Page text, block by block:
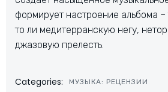
формирует настроение альбома
то ли медитерранскую негу,
джазовую прелесть.
Categories: МУЗЫКА: РЕЦЕНЗИИ